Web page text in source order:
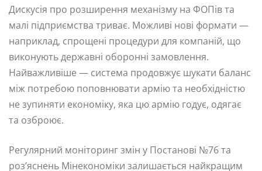
Дискусія про розширення механізму на ФОПів та
малі підприємства триває. Можливі нові формати —
наприклад, спрощені процедури для компаній, що
виконують державні оборонні замовлення.
Найважливіше — система продовжує шукати баланс
між потребою поповнювати армію та необхідністю
не зупиняти економіку, яка цю армію годує, одягає
та озброює.
Регулярний моніторинг змін у Постанові №76 та
роз’яснень Мінекономіки залишається найкращим